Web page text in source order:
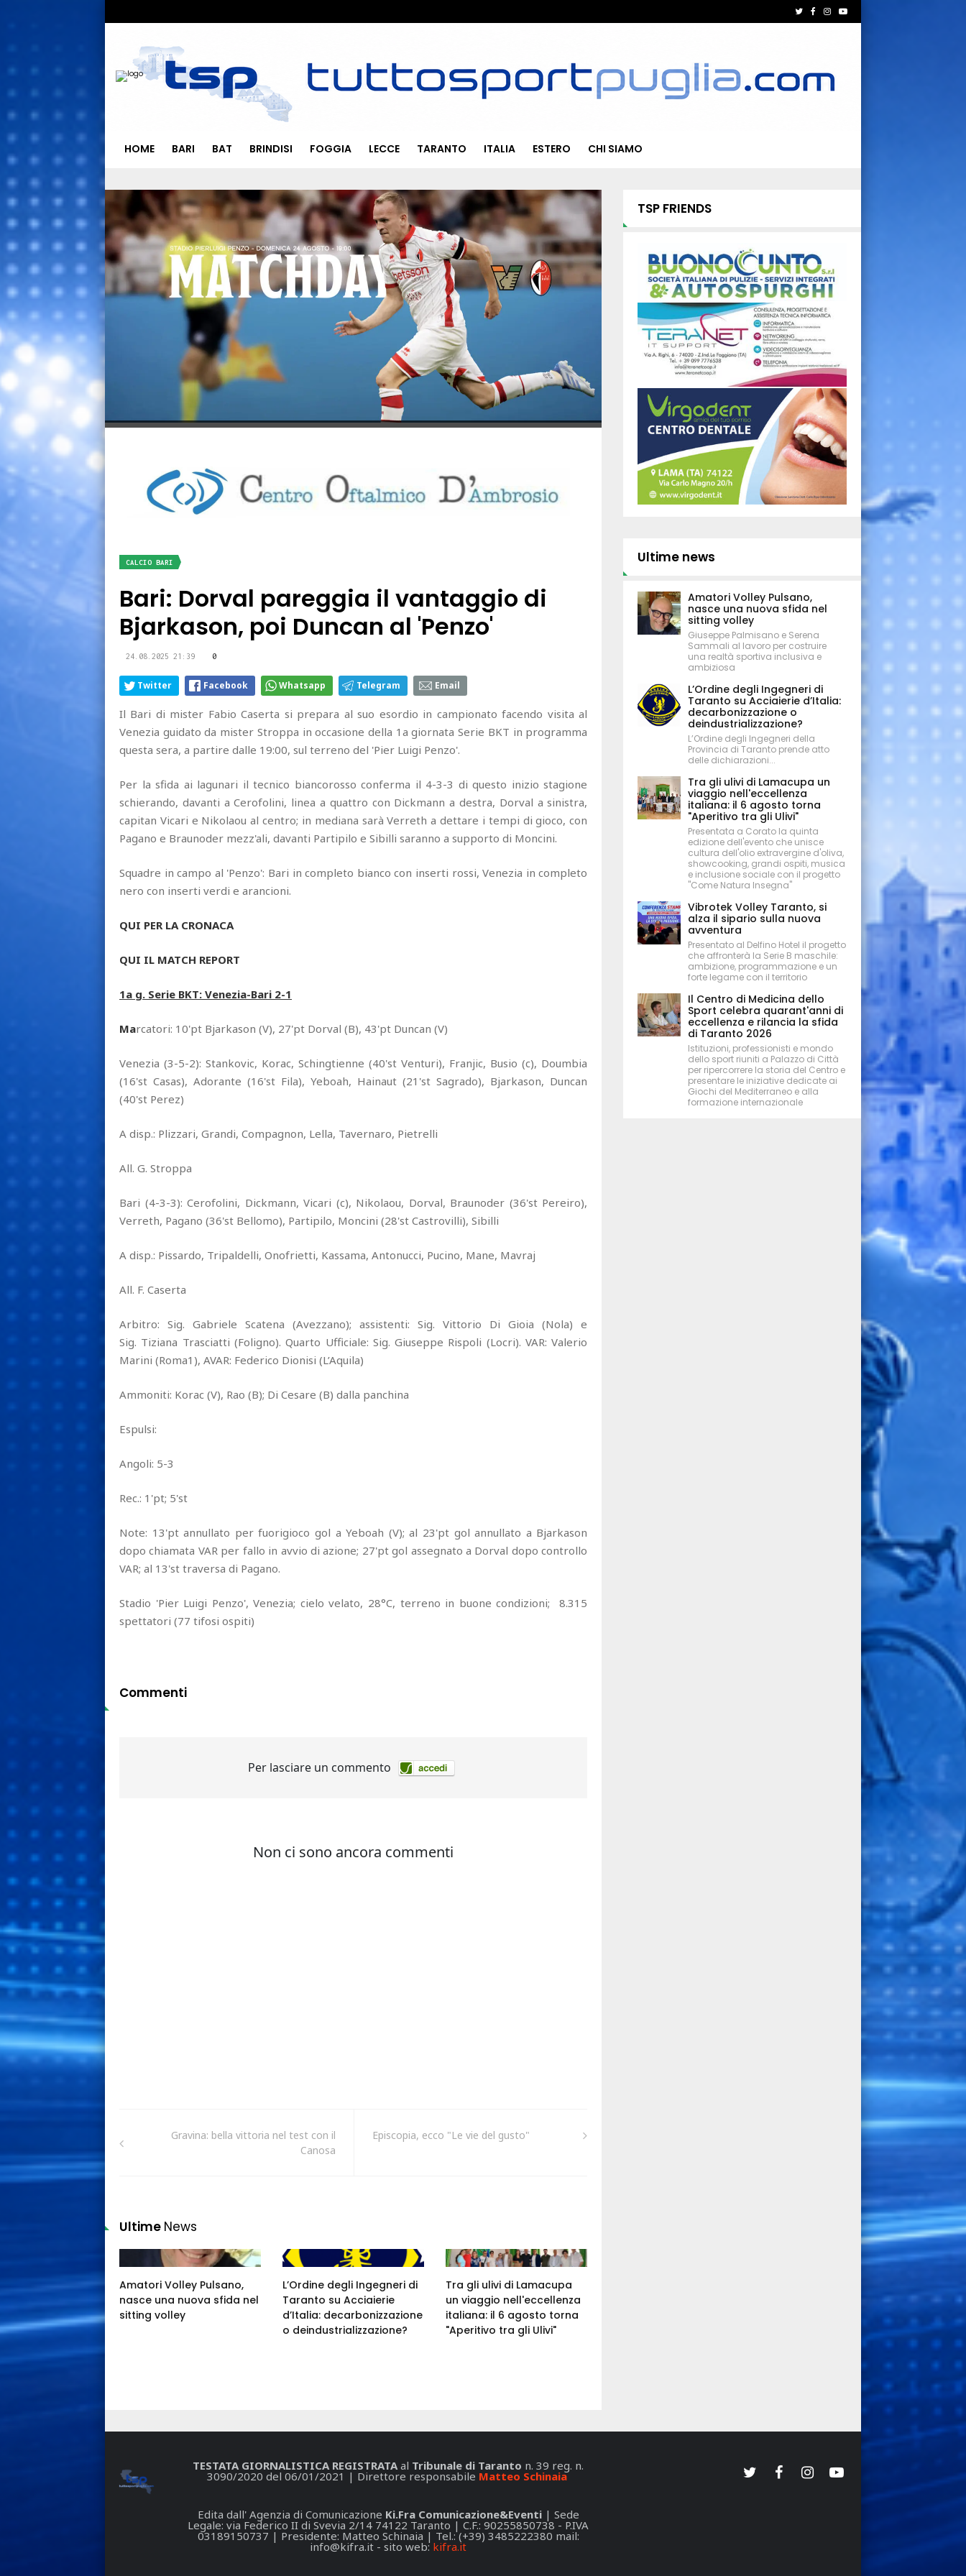
HOME BARI BAT BRINDISI FOGGIA LECCE TARANTO ITALIA ESTERO CHI SIAMO
CALCIO BARI
Bari: Dorval pareggia il vantaggio di
Bjarkason, poi Duncan al 'Penzo'
24.08.2025 21:39 0
Twitter Facebook Whatsapp Telegram Email
Il Bari di mister Fabio Caserta si prepara al suo esordio in campionato facendo visita al
Venezia guidato da mister Stroppa in occasione della 1a giornata Serie BKT in programma
questa sera, a partire dalle 19:00, sul terreno del 'Pier Luigi Penzo'.
Per la sfida ai lagunari il tecnico biancorosso conferma il 4-3-3 di questo inizio stagione
schierando, davanti a Cerofolini, linea a quattro con Dickmann a destra, Dorval a sinistra,
capitan Vicari e Nikolaou al centro; in mediana sarà Verreth a dettare i tempi di gioco, con
Pagano e Braunoder mezz'ali, davanti Partipilo e Sibilli saranno a supporto di Moncini.
Squadre in campo al 'Penzo': Bari in completo bianco con inserti rossi, Venezia in completo
nero con inserti verdi e arancioni.
QUI PER LA CRONACA
QUI IL MATCH REPORT
1a g. Serie BKT: Venezia-Bari 2-1
Marcatori: 10'pt Bjarkason (V), 27'pt Dorval (B), 43'pt Duncan (V)
Venezia (3-5-2): Stankovic, Korac, Schingtienne (40'st Venturi), Franjic, Busio (c), Doumbia
(16'st Casas), Adorante (16'st Fila), Yeboah, Hainaut (21'st Sagrado), Bjarkason, Duncan
(40'st Perez)
A disp.: Plizzari, Grandi, Compagnon, Lella, Tavernaro, Pietrelli
All. G. Stroppa
Bari (4-3-3): Cerofolini, Dickmann, Vicari (c), Nikolaou, Dorval, Braunoder (36'st Pereiro),
Verreth, Pagano (36'st Bellomo), Partipilo, Moncini (28'st Castrovilli), Sibilli
A disp.: Pissardo, Tripaldelli, Onofrietti, Kassama, Antonucci, Pucino, Mane, Mavraj
All. F. Caserta
Arbitro: Sig. Gabriele Scatena (Avezzano); assistenti: Sig. Vittorio Di Gioia (Nola) e
Sig. Tiziana Trasciatti (Foligno). Quarto Ufficiale: Sig. Giuseppe Rispoli (Locri). VAR: Valerio
Marini (Roma1), AVAR: Federico Dionisi (L’Aquila)
Ammoniti: Korac (V), Rao (B); Di Cesare (B) dalla panchina
Espulsi:
Angoli: 5-3
Rec.: 1'pt; 5'st
Note: 13'pt annullato per fuorigioco gol a Yeboah (V); al 23'pt gol annullato a Bjarkason
dopo chiamata VAR per fallo in avvio di azione; 27'pt gol assegnato a Dorval dopo controllo
VAR; al 13'st traversa di Pagano.
Stadio 'Pier Luigi Penzo', Venezia; cielo velato, 28°C, terreno in buone condizioni; 8.315
spettatori (77 tifosi ospiti)
Commenti
Gravina: bella vittoria nel test con il
Canosa
Episcopia, ecco "Le vie del gusto"
Ultime News
Amatori Volley Pulsano,
nasce una nuova sfida nel
sitting volley
L’Ordine degli Ingegneri di
Taranto su Acciaierie
d’Italia: decarbonizzazione
o deindustrializzazione?
Tra gli ulivi di Lamacupa
un viaggio nell'eccellenza
italiana: il 6 agosto torna
"Aperitivo tra gli Ulivi"
TSP FRIENDS
Ultime news
Amatori Volley Pulsano,
nasce una nuova sfida nel
sitting volley
Giuseppe Palmisano e Serena
Sammali al lavoro per costruire
una realtà sportiva inclusiva e
ambiziosa
L’Ordine degli Ingegneri di
Taranto su Acciaierie d’Italia:
decarbonizzazione o
deindustrializzazione?
L’Ordine degli Ingegneri della
Provincia di Taranto prende atto
delle dichiarazioni...
Tra gli ulivi di Lamacupa un
viaggio nell'eccellenza
italiana: il 6 agosto torna
"Aperitivo tra gli Ulivi"
Presentata a Corato la quinta
edizione dell'evento che unisce
cultura dell'olio extravergine d'oliva,
showcooking, grandi ospiti, musica
e inclusione sociale con il progetto
"Come Natura Insegna"
Vibrotek Volley Taranto, si
alza il sipario sulla nuova
avventura
Presentato al Delfino Hotel il progetto
che affronterà la Serie B maschile:
ambizione, programmazione e un
forte legame con il territorio
Il Centro di Medicina dello
Sport celebra quarant'anni di
eccellenza e rilancia la sfida
di Taranto 2026
Istituzioni, professionisti e mondo
dello sport riuniti a Palazzo di Città
per ripercorrere la storia del Centro e
presentare le iniziative dedicate ai
Giochi del Mediterraneo e alla
formazione internazionale
TESTATA GIORNALISTICA REGISTRATA al Tribunale di Taranto n. 39 reg. n.
3090/2020 del 06/01/2021 | Direttore responsabile Matteo Schinaia
Edita dall' Agenzia di Comunicazione Ki.Fra Comunicazione&Eventi| Sede
Legale: via Federico II di Svevia 2/14 74122 Taranto | C.F.: 90255850738 - P.IVA
03189150737 | Presidente: Matteo Schinaia | Tel.: (+39) 3485222380 mail:
info@kifra.it - sito web: kifra.it